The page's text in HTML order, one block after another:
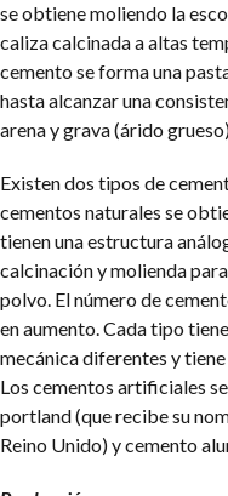
se obtiene moliendo la
caliza calcinada a altas
cemento se forma una
hasta alcanzar una
arena y grava (árido
Existen dos tipos de
cementos naturales se
tienen una estructura
calcinación y molienda
polvo. El número de
en aumento. Cada tipo
mecánica diferentes y
Los cementos artificiales
portland (que recibe su
Reino Unido) y cemento